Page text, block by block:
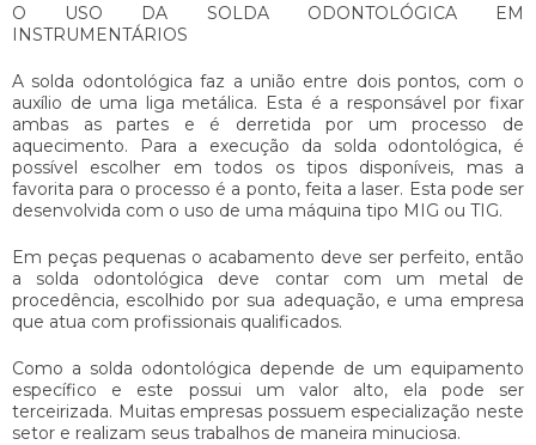
O USO DA SOLDA ODONTOLÓGICA EM
INSTRUMENTÁRIOS
A solda odontológica faz a união entre dois pontos, com o
auxílio de uma liga metálica. Esta é a responsável por fixar
ambas as partes e é derretida por um processo de
aquecimento. Para a execução da solda odontológica, é
possível escolher em todos os tipos disponíveis, mas a
favorita para o processo é a ponto, feita a laser. Esta pode ser
desenvolvida com o uso de uma máquina tipo MIG ou TIG.
Em peças pequenas o acabamento deve ser perfeito, então
a solda odontológica deve contar com um metal de
procedência, escolhido por sua adequação, e uma empresa
que atua com profissionais qualificados.
Como a solda odontológica depende de um equipamento
específico e este possui um valor alto, ela pode ser
terceirizada. Muitas empresas possuem especialização neste
setor e realizam seus trabalhos de maneira minuciosa.